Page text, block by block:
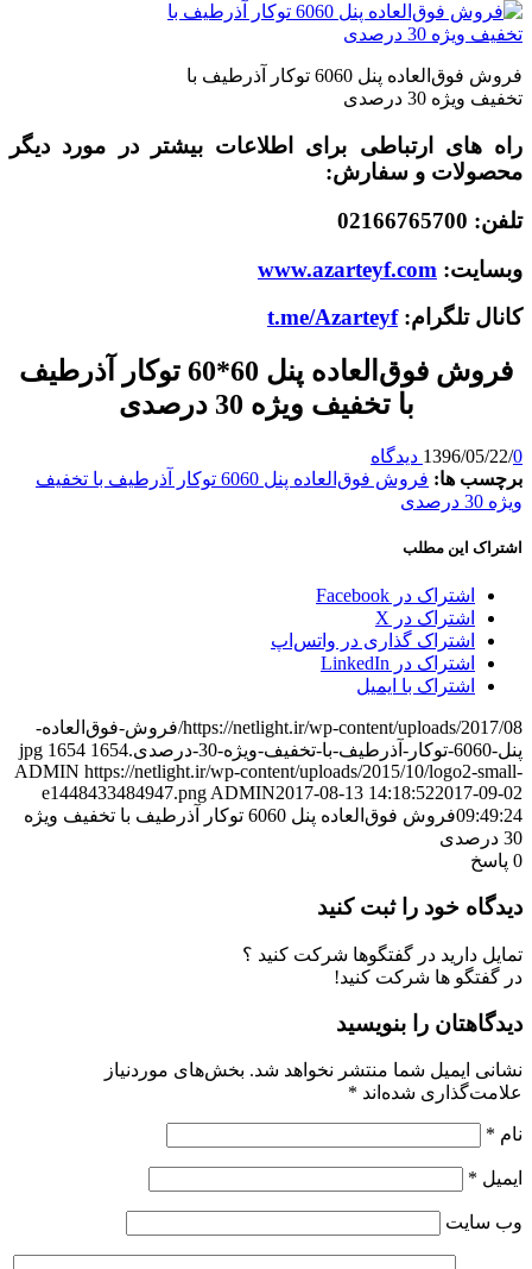
فروش فوق‌العاده پنل 6060 توکار آذرطیف با
تخفیف ویژه 30 درصدی
راه های ارتباطی برای اطلاعات بیشتر در مورد دیگر
محصولات و سفارش:
تلفن: 02166765700
وبسایت: www.azarteyf.com
کانال تلگرام:t.me/Azarteyf
فروش فوق‌العاده پنل 60*60 توکار آذرطیف
با تخفیف ویژه 30 درصدی
1396/05/22/0 دیدگاه
برچسب ها:
فروش فوق‌العاده پنل 6060 توکار آذرطیف با تخفیف
ویژه 30 درصدی
اشتراک این مطلب
اشتراک در Facebook
اشتراک در X
اشتراک گذاری در واتس‌اپ
اشتراک در LinkedIn
اشتراک با ایمیل
https://netlight.ir/wp-content/uploads/2017/08/فروش-فوق‌العاده-
پنل-6060-توکار-آذرطیف-با-تخفیف-ویژه-30-درصدی.jpg
1654 1654
ADMIN https://netlight.ir/wp-content/uploads/2015/10/logo2-small-
e1448433484947.pngADMIN2017-08-13 14:18:522017-09-02
09:49:24
فروش فوق‌العاده پنل 6060 توکار آذرطیف با تخفیف ویژه
30 درصدی
0 پاسخ
دیدگاه خود را ثبت کنید
تمایل دارید در گفتگوها شرکت کنید ؟
در گفتگو ها شرکت کنید!
دیدگاهتان را بنویسید
نشانی ایمیل شما منتشر نخواهد شد. بخش‌های موردنیاز
علامت‌گذاری شده‌اند *
نام *
ایمیل *
وب‌ سایت